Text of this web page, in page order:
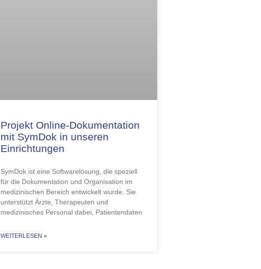
Projekt Online-Dokumentation
mit SymDok in unseren
Einrichtungen
SymDok ist eine Softwarelösung, die speziell
für die Dokumentation und Organisation im
medizinischen Bereich entwickelt wurde. Sie
unterstützt Ärzte, Therapeuten und
medizinisches Personal dabei, Patientendaten
WEITERLESEN »